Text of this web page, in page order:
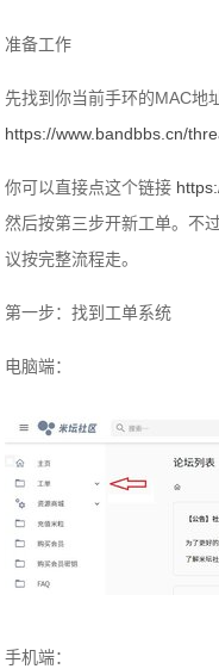
准备工作
先找到你当前手环的MAC地
https://www.bandbbs.cn/
你可以直接点这个链接
然后按第三步开新工单。不
议按完整流程走。
第一步：找到工单系统
电脑端：
手机端：